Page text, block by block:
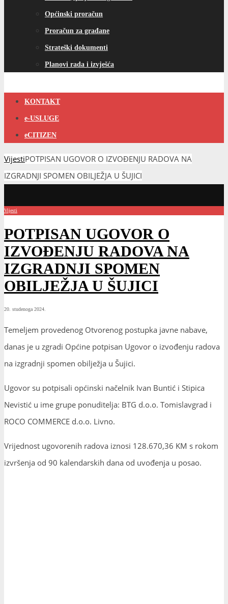
Općinski proračun
Proračun za građane
Strateški dokumenti
Planovi rada i izvješća
KONTAKT
e-USLUGE
eCITIZEN
VijestiPOTPISAN UGOVOR O IZVOĐENJU RADOVA NA
IZGRADNJI SPOMEN OBILJEŽJA U ŠUJICI
Vijesti
POTPISAN UGOVOR O
IZVOĐENJU RADOVA NA
IZGRADNJI SPOMEN
OBILJEŽJA U ŠUJICI
20. studenoga 2024.
Temeljem provedenog Otvorenog postupka javne nabave,
danas je u zgradi Općine potpisan Ugovor o izvođenju radova
na izgradnji spomen obilježja u Šujici.
Ugovor su potpisali općinski načelnik Ivan Buntić i Stipica
Nevistić u ime grupe ponuditelja: BTG d.o.o. Tomislavgrad i
ROCO COMMERCE d.o.o. Livno.
Vrijednost ugovorenih radova iznosi 128.670,36 KM s rokom
izvršenja od 90 kalendarskih dana od uvođenja u posao.